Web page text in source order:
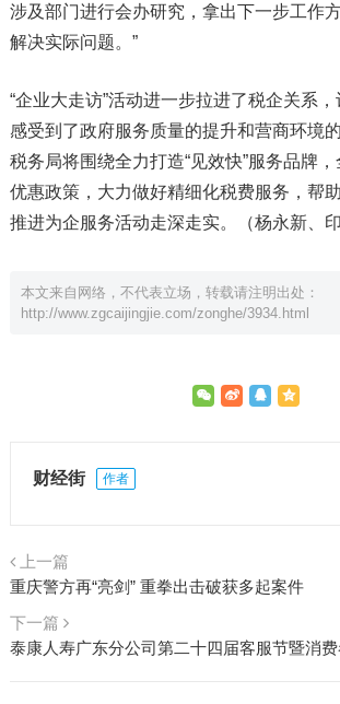
涉及部门进行会办研究，拿出下一步工作
解决实际问题。”
“企业大走访”活动进一步拉进了税企关系
感受到了政府服务质量的提升和营商环境
税务局将围绕全力打造“见效快”服务品牌
优惠政策，大力做好精细化税费服务，帮
推进为企服务活动走深走实。（杨永新、印
本文来自网络，不代表立场，转载请注明出处：
http://www.zgcaijingjie.com/zonghe/3934.html
财经街 作者
上一篇
重庆警方再“亮剑” 重拳出击破获多起案件
下一篇